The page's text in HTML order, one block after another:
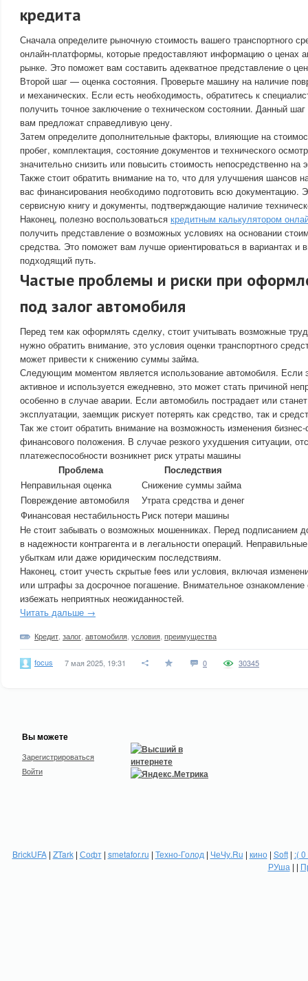
кредита
Сначала определите рыночную стоимость вашего транспортного
онлайн-платформы, которые предоставляют информацию о ценах
рынке. Это поможет вам составить адекватное представление о
Второй шаг — оценка состояния. Проверьте машину на наличие
и механических. Если есть необходимость, обратитесь к
получить точное заключение о техническом состоянии. Данный
вам предложат справедливую цену.
Затем определите дополнительные факторы, влияющие на
пробег, комплектация, состояние документов и технического
значительно снизить или повысить стоимость непосредственно на
Также стоит обратить внимание на то, что для улучшения шансов
вас финансирования необходимо подготовить всю документацию.
сервисную книгу и документы, подтверждающие наличие
Наконец, полезно воспользоваться кредитным калькулятором
получить представление о возможных условиях на основании
средства. Это поможет вам лучше ориентироваться в вариантах и
подходящий путь.
Частые проблемы и риски при
под залог автомобиля
Перед тем как оформлять сделку, стоит учитывать возможные
нужно обратить внимание, это условия оценки транспортного
может привести к снижению суммы займа.
Следующим моментом является использование автомобиля. Если
активное и используется ежедневно, это может стать причиной
особенно в случае аварии. Если автомобиль пострадает или
эксплуатации, заемщик рискует потерять как средство, так и
Так же стоит обратить внимание на возможность изменения
финансового положения. В случае резкого ухудшения ситуации,
платежеспособности возникнет риск утраты машины
Проблема
Последствия
Неправильная оценка
Снижение суммы займа
Повреждение автомобиля
Утрата средства и денег
Финансовая нестабильностьРиск потери машины
Не стоит забывать о возможных мошенниках. Перед подписанием
в надежности контрагента и в легальности операций.
убыткам или даже юридическим последствиям.
Наконец, стоит учесть скрытые fees или условия, включая
или штрафы за досрочное погашение. Внимательное
избежать неприятных неожиданностей.
Читать дальше →
Кредит залог автомобиля условия преимущества
focus 7 мая 2025, 19:31 0 30345
Вы можете
Зарегистрироваться
Войти
BrickUFA| ZTark| Софт| smetafor.ru | Техно-Голод | ЧеЧу.Ru | кино| Soft| :(
РУша | |